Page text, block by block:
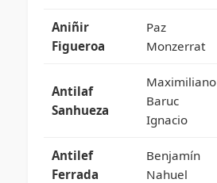
Aniñir
Figueroa
Paz
Monzerrat
Antilaf
Sanhueza
Maximiliano
Baruc
Ignacio
Antilef
Ferrada
Benjamín
Nahuel